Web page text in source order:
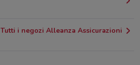
Tutti i negozi Alleanza Assicurazioni